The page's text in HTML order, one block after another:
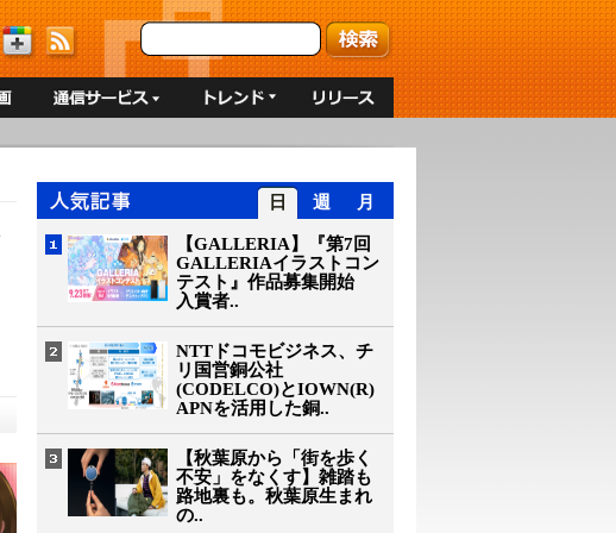
日 週 月
【GALLERIA】『第7回
GALLERIAイラストコン
テスト』作品募集開始
入賞者..
NTTドコモビジネス、チ
リ国営銅公社
(CODELCO)とIOWN(R)
APNを活用した銅..
【秋葉原から「街を歩く
不安」をなくす】雑踏も
路地裏も。秋葉原生まれ
の..